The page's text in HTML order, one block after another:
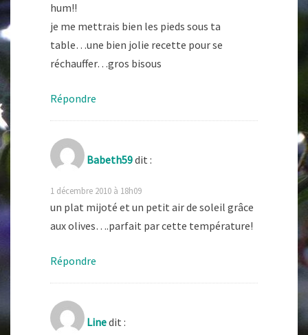
hum!!
je me mettrais bien les pieds sous ta
table…une bien jolie recette pour se
réchauffer…gros bisous
Répondre
Babeth59dit :
1 décembre 2010 à 18h09
un plat mijoté et un petit air de soleil grâce
aux olives….parfait par cette température!
Répondre
Linedit :